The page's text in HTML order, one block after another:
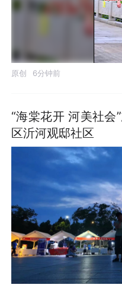
原创 6分钟前
“海棠花开 河美社会
区沂河观邸社区